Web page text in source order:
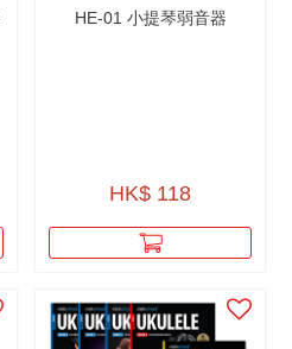
HE-01 小提琴弱音器
HK$ 118